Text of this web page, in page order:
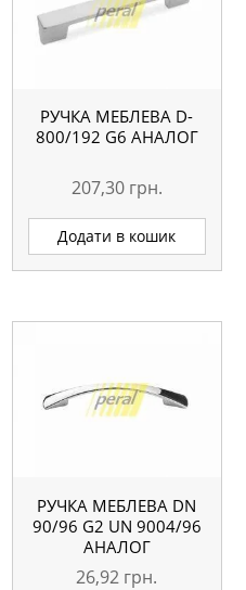
РУЧКА МЕБЛЕВА D-
800/192 G6 АНАЛОГ
207,30 грн.
Додати в кошик
РУЧКА МЕБЛЕВА DN
90/96 G2 UN 9004/96
АНАЛОГ
26,92 грн.